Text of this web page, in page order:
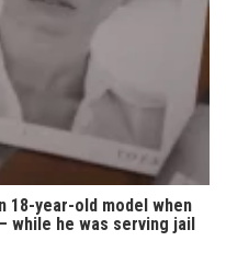
18-year-old model when
he was serving jail